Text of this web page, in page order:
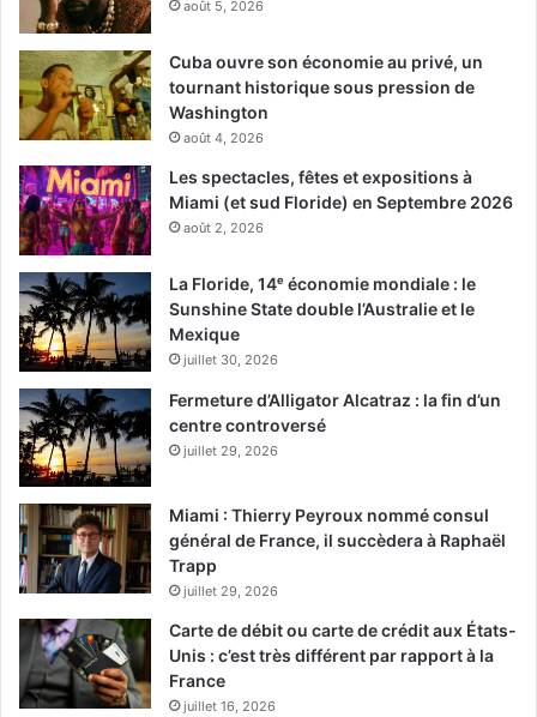
août 5, 2026
Cuba ouvre son économie au privé, un
tournant historique sous pression de
Washington
août 4, 2026
Les spectacles, fêtes et expositions à
Miami (et sud Floride) en Septembre 2026
août 2, 2026
La Floride, 14ᵉ économie mondiale : le
Sunshine State double l’Australie et le
Mexique
juillet 30, 2026
Fermeture d’Alligator Alcatraz : la fin d’un
centre controversé
juillet 29, 2026
Miami : Thierry Peyroux nommé consul
général de France, il succèdera à Raphaël
Trapp
juillet 29, 2026
Carte de débit ou carte de crédit aux États-
Unis : c’est très différent par rapport à la
France
juillet 16, 2026